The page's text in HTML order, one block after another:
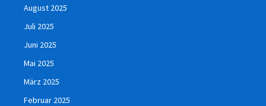
August 2025
Juli 2025
Juni 2025
Mai 2025
März 2025
Februar 2025